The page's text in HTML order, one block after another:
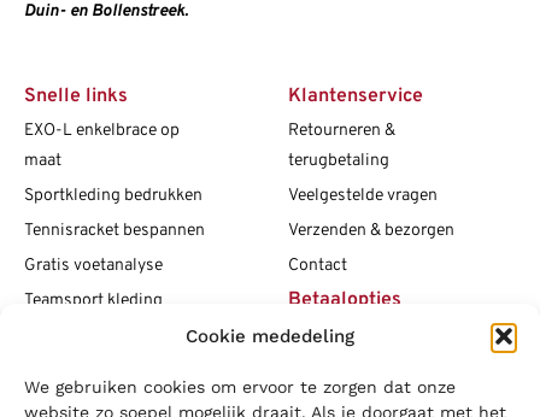
Cookie mededeling
We gebruiken cookies om ervoor te zorgen dat onze
website zo soepel mogelijk draait. Als je doorgaat met het
Duin- en Bollenstreek.
Snelle links
EXO-L enkelbrace op
maat
Sportkleding bedrukken
Tennisracket bespannen
Gratis voetanalyse
Teamsport kleding
Vacatures
Klantenservice
Retourneren &
terugbetaling
Veelgestelde vragen
Verzenden & bezorgen
Contact
Betaalopties
Social media